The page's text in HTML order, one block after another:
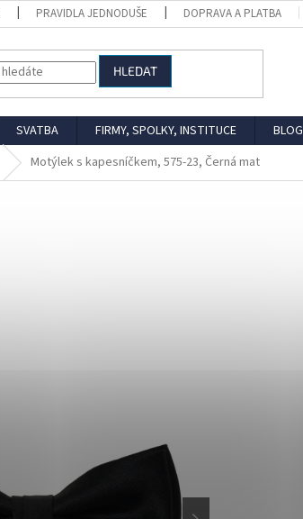
PRAVIDLA JEDNODUŠE DOPRAVA A PLATBA
HLEDAT
SVATBA FIRMY, SPOLKY, INSTITUCE
BLOG
Motýlek s kapesníčkem, 575-23, Černá mat